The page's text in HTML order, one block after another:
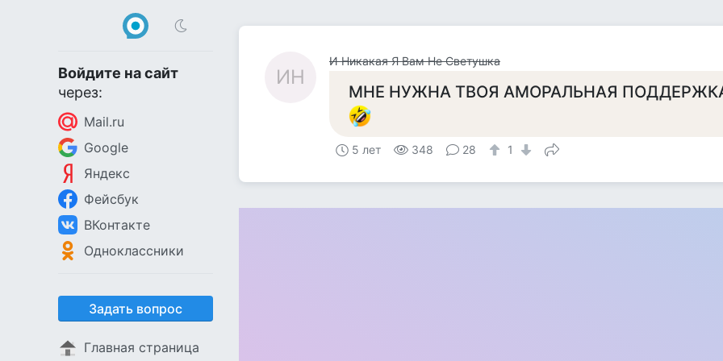
Войдите на сайт
через:
Mail.ru
Google
Яндекс
Фейсбук
ВКонтакте
Одноклассники
Задать вопрос
Главная страница
ИН
И Никакая Я Вам Не Светушка
МНЕ НУЖНА ТВОЯ АМОРАЛЬНАЯ
5 лет 348 28 1